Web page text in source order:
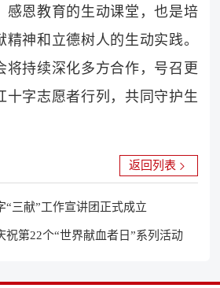
感恩教育的生动课堂，也是培
神和立德树人的生动实践。
将持续深化多方合作，号召更
十字志愿者行列，共同守护生
“三献”工作宣讲团正式成立
祝第22个“世界献血者日”系列活动
返回列表